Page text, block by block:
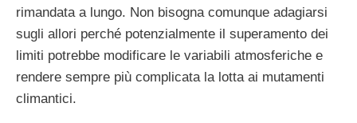
rimandata a lungo. Non bisogna comunque adagiarsi
sugli allori perché potenzialmente il superamento dei
limiti potrebbe modificare le variabili atmosferiche e
rendere sempre più complicata la lotta ai mutamenti
climantici.